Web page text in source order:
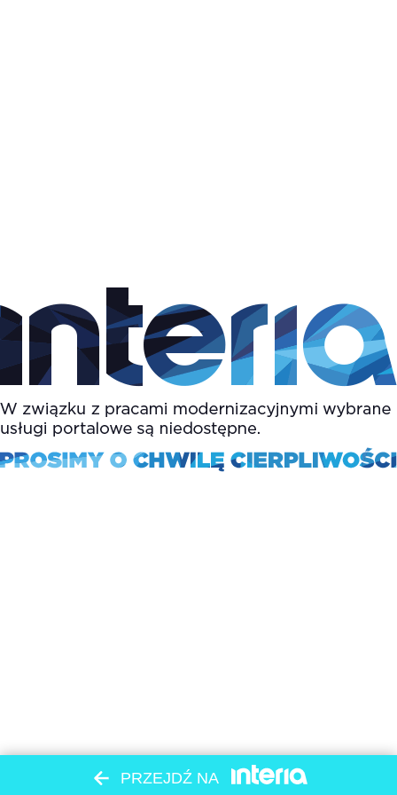
PRZEJDŹ NA